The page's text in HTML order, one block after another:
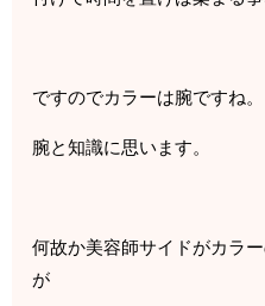
ですのでカラーは腕ですね。
腕と知識に思います。
何故か美容師サイドがカラ
が